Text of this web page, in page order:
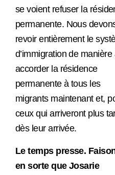
se voient refuser la
permanente. Nous
revoir entièrement le
d’immigration de manière
accorder la résidence
permanente à tous les
migrants maintenant et,
ceux qui arriveront plus
dès leur arrivée.
Le temps presse.
en sorte que Josarie